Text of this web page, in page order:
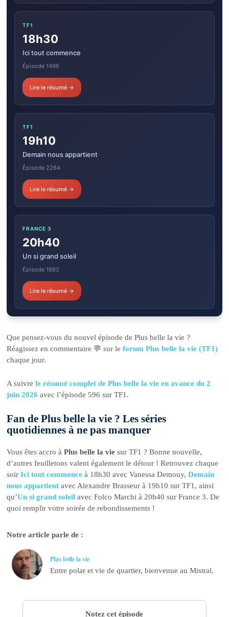
TF1
18h30
Ici tout commence
Épisode 1496
Lire le résumé →
TF1
19h10
Demain nous appartient
Épisode 2264
Lire le résumé →
FRANCE 3
20h40
Un si grand soleil
Épisode 1982
Lire le résumé →
Que pensez-vous du nouvel épisode de Plus belle la vie ?
Réagissez en commentaire 💬 sur leforum Plus belle la vie (TF1)
chaque jour.
A suivrele résumé complet de Plus belle la vie en avance du 2
juin 2026 avec l’épisode 596 sur TF1.
Fan de Plus belle la vie ? Les séries
quotidiennes à ne pas manquer
Vous êtes accro àPlus belle la vie sur TF1 ? Bonne nouvelle,
d’autres feuilletons valent également le détour ! Retrouvez chaque
soirIci tout commence à 18h30 avec Vanessa Demouy,Demain
nous appartient avec Alexandre Brasseur à 19h10 sur TF1, ainsi
qu’Un si grand soleil avec Folco Marchi à 20h40 sur France 3. De
quoi remplir votre soirée de rebondissements !
Notre article parle de :
Plus belle la vie
Entre polar et vie de quartier, bienvenue au Mistral.
Notez cet épisode